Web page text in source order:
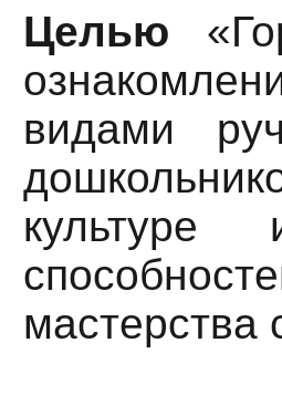
Целью
видами
культуре
мастерства